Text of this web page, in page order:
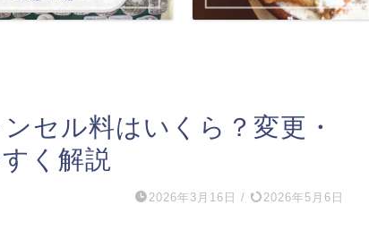
セル料はいくら？変更・
く解説
2026年3月16日 / 2026年5月6日